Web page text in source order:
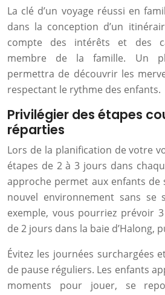
La clé d’un voyage réussi en
dans la conception d’un
compte des intérêts et des
membre de la famille. Un
permettra de découvrir les
respectant le rythme des enfants.
Privilégier des étapes
réparties
Lors de la planification de votre
étapes de 2 à 3 jours dans
approche permet aux enfants de
nouvel environnement sans se
exemple, vous pourriez prévoir
de 2 jours dans la baie d’Halong,
Évitez les journées surchargées
de pause réguliers. Les enfants
moments pour jouer, se